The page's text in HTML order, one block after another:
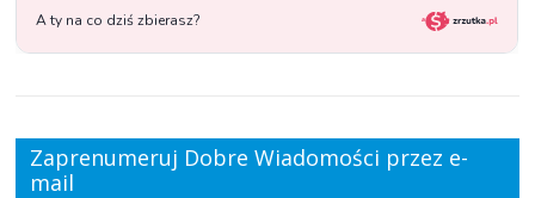
Zaprenumeruj Dobre Wiadomości przez e-
mail